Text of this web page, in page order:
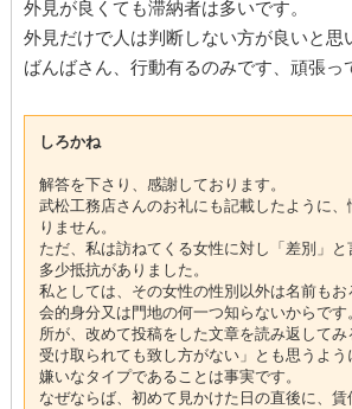
外見が良くても滞納者は多いです。
外見だけで人は判断しない方が良いと思
ばんばさん、行動有るのみです、頑張っ
しろかね
解答を下さり、感謝しております。
武松工務店さんのお礼にも記載したように
りません。
ただ、私は訪ねてくる女性に対し「差別」と
多少抵抗がありました。
私としては、その女性の性別以外は名前も
会的身分又は門地の何一つ知らないからです
所が、改めて投稿をした文章を読み返してみ
受け取られても致し方がない」とも思うよう
嫌いなタイプであることは事実です。
なぜならば、初めて見かけた日の直後に、賃